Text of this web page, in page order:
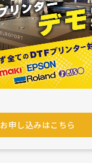
お申し込みはこちら